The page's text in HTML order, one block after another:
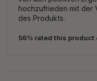
hochzufrieden mit der
des Produkts.
56% rated this product